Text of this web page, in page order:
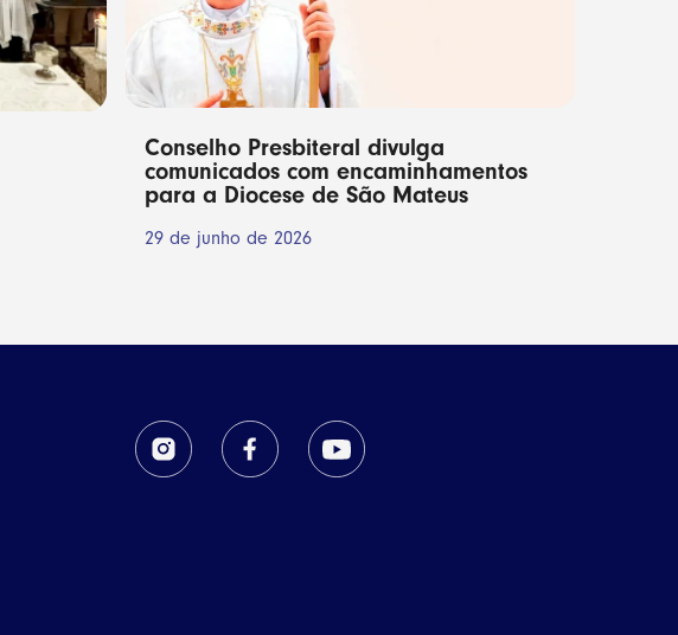
Conselho Presbiteral divulga
comunicados com encaminhamentos
para a Diocese de São Mateus
29 de junho de 2026